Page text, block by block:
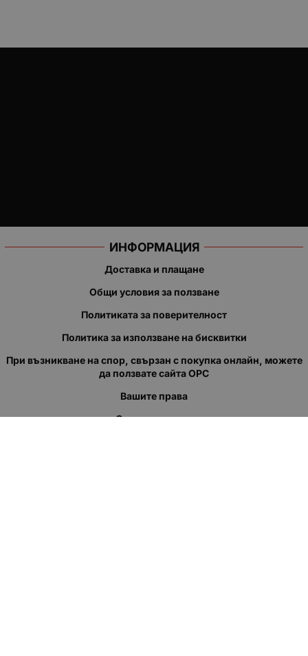
ИНФОРМАЦИЯ
Доставка и плащане
Общи условия за ползване
Политиката за поверителност
Политика за използване на бисквитки
При възникване на спор, свързан с покупка онлайн, можете
да ползвате сайта ОРС
Вашите права
Отказ от сделка